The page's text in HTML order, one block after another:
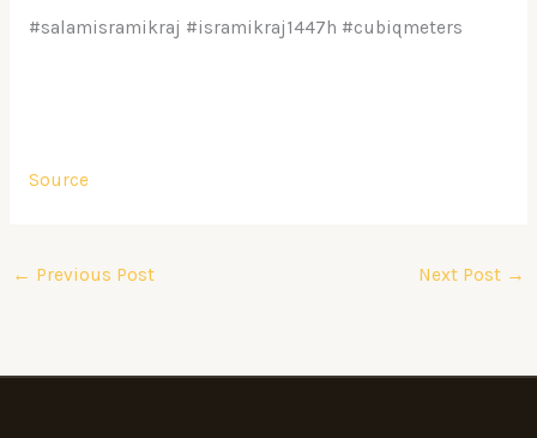
#salamisramikraj #isramikraj1447h #cubiqmeters
Source
← Previous Post Next Post →